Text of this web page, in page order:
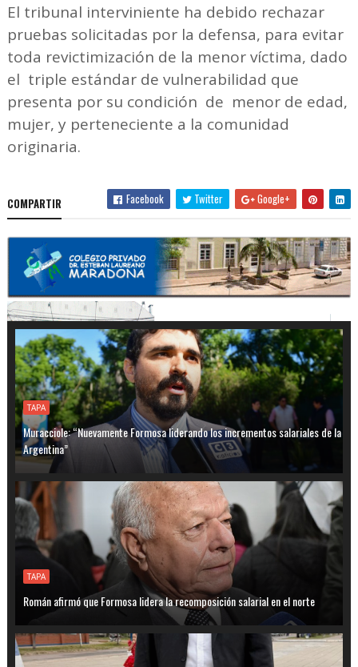
El tribunal interviniente ha debido rechazar
pruebas solicitadas por la defensa, para evitar
toda revictimización de la menor víctima, dado
el triple estándar de vulnerabilidad que
presenta por su condición de menor de edad,
mujer, y perteneciente a la comunidad
originaria.
COMPARTIR Facebook Twitter Google+
TAPA
Muracciole: “Nuevamente Formosa liderando los incrementos salariales de la
Argentina”
TAPA
Román afirmó que Formosa lidera la recomposición salarial en el norte